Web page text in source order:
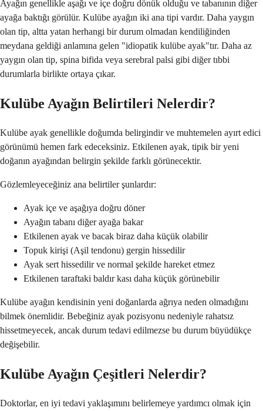
Ayağın genellikle aşağı ve içe doğru dönük olduğu ve tabanının diğer
ayağa baktığı görülür. Kulübe ayağın iki ana tipi vardır. Daha yaygın
olan tip, altta yatan herhangi bir durum olmadan kendiliğinden
meydana geldiği anlamına gelen "idiopatik kulübe ayak"tır. Daha az
yaygın olan tip, spina bifida veya serebral palsi gibi diğer tıbbi
durumlarla birlikte ortaya çıkar.
Kulübe Ayağın Belirtileri Nelerdir?
Kulübe ayak genellikle doğumda belirgindir ve muhtemelen ayırt edici
görünümü hemen fark edeceksiniz. Etkilenen ayak, tipik bir yeni
doğanın ayağından belirgin şekilde farklı görünecektir.
Gözlemleyeceğiniz ana belirtiler şunlardır:
Ayak içe ve aşağıya doğru döner
Ayağın tabanı diğer ayağa bakar
Etkilenen ayak ve bacak biraz daha küçük olabilir
Topuk kirişi (Aşil tendonu) gergin hissedilir
Ayak sert hissedilir ve normal şekilde hareket etmez
Etkilenen taraftaki baldır kası daha küçük görünebilir
Kulübe ayağın kendisinin yeni doğanlarda ağrıya neden olmadığını
bilmek önemlidir. Bebeğiniz ayak pozisyonu nedeniyle rahatsız
hissetmeyecek, ancak durum tedavi edilmezse bu durum büyüdükçe
değişebilir.
Kulübe Ayağın Çeşitleri Nelerdir?
Doktorlar, en iyi tedavi yaklaşımını belirlemeye yardımcı olmak için